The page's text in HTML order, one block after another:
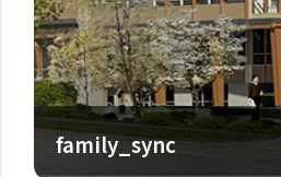
family_sync